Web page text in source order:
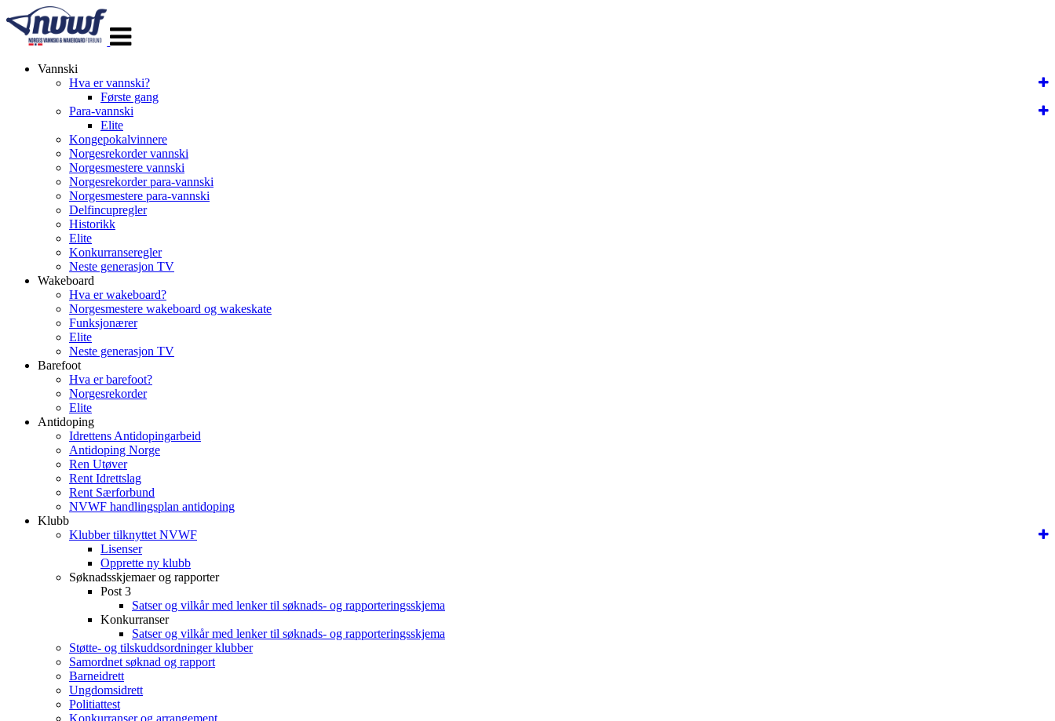
navigasjon
Vannski
Hva er vannski?
Første gang
Para-vannski
Elite
Kongepokalvinnere
Norgesrekorder vannski
Norgesmestere vannski
Norgesrekorder para-vannski
Norgesmestere para-vannski
Delfincupregler
Historikk
Elite
Konkurranseregler
Neste generasjon TV
Wakeboard
Hva er wakeboard?
Norgesmestere wakeboard og wakeskate
Funksjonærer
Elite
Neste generasjon TV
Barefoot
Hva er barefoot?
Norgesrekorder
Elite
Antidoping
Idrettens Antidopingarbeid
Antidoping Norge
Ren Utøver
Rent Idrettslag
Rent Særforbund
NVWF handlingsplan antidoping
Klubb
Klubber tilknyttet NVWF
Lisenser
Opprette ny klubb
Søknadsskjemaer og rapporter
Post 3
Satser og vilkår med lenker til søknads- og rapporteringsskjema
Konkurranser
Satser og vilkår med lenker til søknads- og rapporteringsskjema
Støtte- og tilskuddsordninger klubber
Samordnet søknad og rapport
Barneidrett
Ungdomsidrett
Politiattest
Konkurranser og arrangement